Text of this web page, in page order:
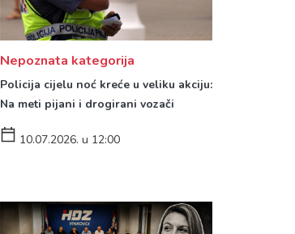
Nepoznata kategorija
Policija cijelu noć kreće u veliku akciju:
Na meti pijani i drogirani vozači
10.07.2026. u 12:00